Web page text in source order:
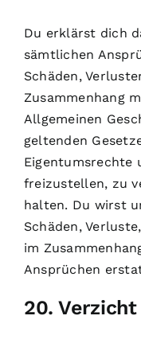
Du erklärst dich
sämtlichen
Schäden,
Zusammenhang
Allgemeinen
geltenden
Eigentumsrechte
freizustellen, zu
halten. Du wirst
Schäden,
im
Ansprüchen
20. Verzicht